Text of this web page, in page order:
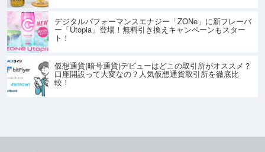
デジタルパフォーマンスエナジー「ZONe」に新フレーバ
ー「Utopia」登場！無料引き換えキャンペーンもスター
ト！
仮想通貨(暗号通貨)デビューはどこの取引所がオススメ？
口座開設って大変なの？人気仮想通貨取引所を徹底比
較！